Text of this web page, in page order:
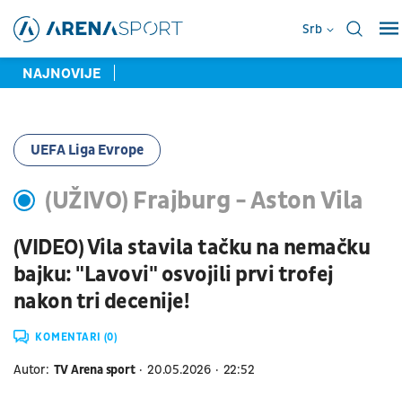
Srb
NAJNOVIJE
UEFA Liga Evrope
(UŽIVO) Frajburg - Aston Vila
(VIDEO) Vila stavila tačku na nemačku
bajku: "Lavovi" osvojili prvi trofej
nakon tri decenije!
KOMENTARI (0)
Autor: TV Arena sport 20.05.2026 22:52